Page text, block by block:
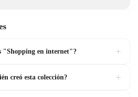
"Shopping en internet"? +
creó esta colección? +